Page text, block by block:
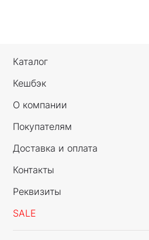
Каталог
Кешбэк
О компании
Покупателям
Доставка и оплата
Контакты
Реквизиты
SALE